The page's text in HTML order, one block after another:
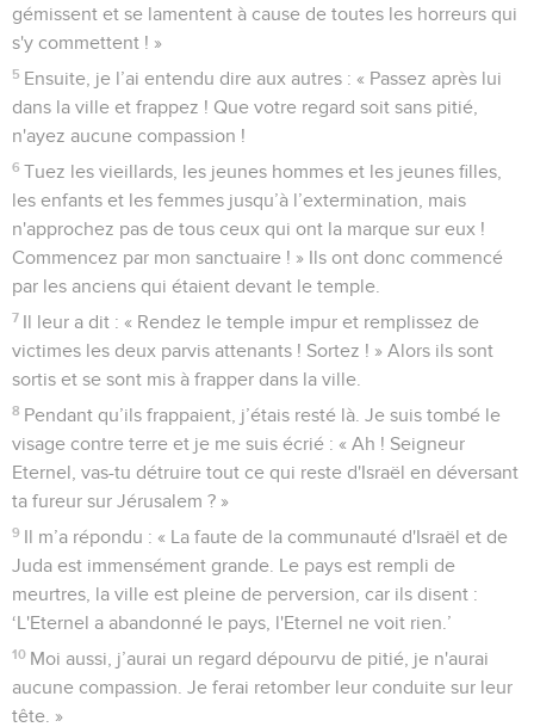
gémissent et se lamentent à cause de toutes les horreurs qui
s'y commettent ! »
5 Ensuite, je l’ai entendu dire aux autres : « Passez après lui
dans la ville et frappez ! Que votre regard soit sans pitié,
n'ayez aucune compassion !
6 Tuez les vieillards, les jeunes hommes et les jeunes filles,
les enfants et les femmes jusqu’à l’extermination, mais
n'approchez pas de tous ceux qui ont la marque sur eux !
Commencez par mon sanctuaire ! » Ils ont donc commencé
par les anciens qui étaient devant le temple.
7 Il leur a dit : « Rendez le temple impur et remplissez de
victimes les deux parvis attenants ! Sortez ! » Alors ils sont
sortis et se sont mis à frapper dans la ville.
8 Pendant qu’ils frappaient, j’étais resté là. Je suis tombé le
visage contre terre et je me suis écrié : « Ah ! Seigneur
Eternel, vas-tu détruire tout ce qui reste d'Israël en déversant
ta fureur sur Jérusalem ? »
9 Il m’a répondu : « La faute de la communauté d'Israël et de
Juda est immensément grande. Le pays est rempli de
meurtres, la ville est pleine de perversion, car ils disent :
‘L'Eternel a abandonné le pays, l'Eternel ne voit rien.’
10 Moi aussi, j’aurai un regard dépourvu de pitié, je n'aurai
aucune compassion. Je ferai retomber leur conduite sur leur
tête. »